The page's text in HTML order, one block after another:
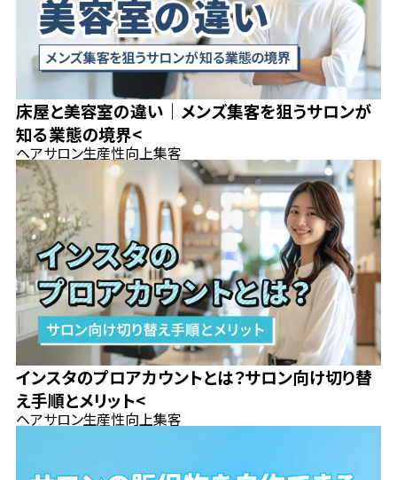
床屋と美容室の違い｜メンズ集客を狙うサロンが
知る業態の境界<
ヘアサロン生産性向上集客
インスタのプロアカウントとは？サロン向け切り替
え手順とメリット<
ヘアサロン生産性向上集客